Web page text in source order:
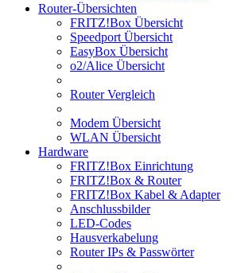
Router-Übersichten
FRITZ!Box Übersicht
Speedport Übersicht
EasyBox Übersicht
o2/Alice Übersicht
Router Vergleich
Modem Übersicht
WLAN Übersicht
Hardware
FRITZ!Box Einrichtung
FRITZ!Box & Router
FRITZ!Box Kabel & Adapter
Anschlussbilder
LED-Codes
Hausverkabelung
Router IPs & Passwörter